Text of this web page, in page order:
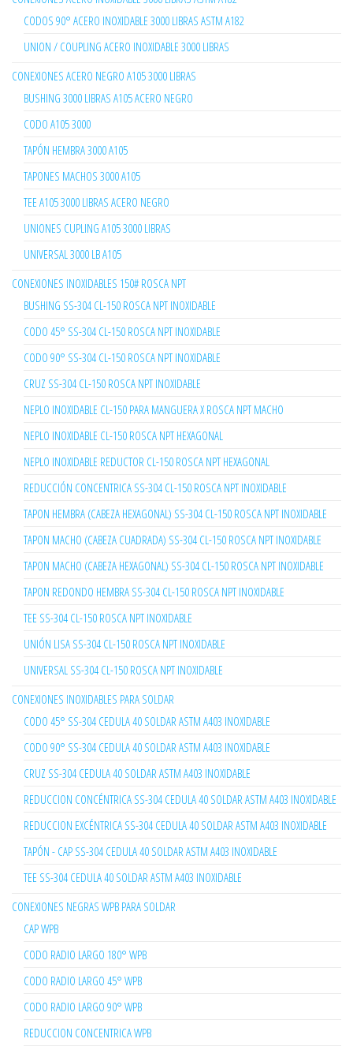
CODOS 90° ACERO INOXIDABLE 3000 LIBRAS ASTM A182
UNION / COUPLING ACERO INOXIDABLE 3000 LIBRAS
CONEXIONES ACERO NEGRO A105 3000 LIBRAS
BUSHING 3000 LIBRAS A105 ACERO NEGRO
CODO A105 3000
TAPÓN HEMBRA 3000 A105
TAPONES MACHOS 3000 A105
TEE A105 3000 LIBRAS ACERO NEGRO
UNIONES CUPLING A105 3000 LIBRAS
UNIVERSAL 3000 LB A105
CONEXIONES INOXIDABLES 150# ROSCA NPT
BUSHING SS-304 CL-150 ROSCA NPT INOXIDABLE
CODO 45° SS-304 CL-150 ROSCA NPT INOXIDABLE
CODO 90° SS-304 CL-150 ROSCA NPT INOXIDABLE
CRUZ SS-304 CL-150 ROSCA NPT INOXIDABLE
NEPLO INOXIDABLE CL-150 PARA MANGUERA X ROSCA NPT MACHO
NEPLO INOXIDABLE CL-150 ROSCA NPT HEXAGONAL
NEPLO INOXIDABLE REDUCTOR CL-150 ROSCA NPT HEXAGONAL
REDUCCIÓN CONCENTRICA SS-304 CL-150 ROSCA NPT INOXIDABLE
TAPON HEMBRA (CABEZA HEXAGONAL) SS-304 CL-150 ROSCA NPT INOXIDABLE
TAPON MACHO (CABEZA CUADRADA) SS-304 CL-150 ROSCA NPT INOXIDABLE
TAPON MACHO (CABEZA HEXAGONAL) SS-304 CL-150 ROSCA NPT INOXIDABLE
TAPON REDONDO HEMBRA SS-304 CL-150 ROSCA NPT INOXIDABLE
TEE SS-304 CL-150 ROSCA NPT INOXIDABLE
UNIÓN LISA SS-304 CL-150 ROSCA NPT INOXIDABLE
UNIVERSAL SS-304 CL-150 ROSCA NPT INOXIDABLE
CONEXIONES INOXIDABLES PARA SOLDAR
CODO 45° SS-304 CEDULA 40 SOLDAR ASTM A403 INOXIDABLE
CODO 90° SS-304 CEDULA 40 SOLDAR ASTM A403 INOXIDABLE
CRUZ SS-304 CEDULA 40 SOLDAR ASTM A403 INOXIDABLE
REDUCCION CONCÉNTRICA SS-304 CEDULA 40 SOLDAR ASTM A403 INOXIDABLE
REDUCCION EXCÉNTRICA SS-304 CEDULA 40 SOLDAR ASTM A403 INOXIDABLE
TAPÓN - CAP SS-304 CEDULA 40 SOLDAR ASTM A403 INOXIDABLE
TEE SS-304 CEDULA 40 SOLDAR ASTM A403 INOXIDABLE
CONEXIONES NEGRAS WPB PARA SOLDAR
CAP WPB
CODO RADIO LARGO 180° WPB
CODO RADIO LARGO 45° WPB
CODO RADIO LARGO 90° WPB
REDUCCION CONCENTRICA WPB